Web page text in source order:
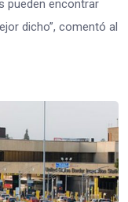
pueden encontrar
dicho”, comentó al